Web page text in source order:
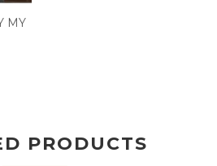
MY
PRODUCTS